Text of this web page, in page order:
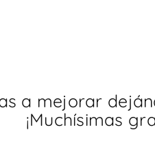
a mejorar
¡Muchísimas